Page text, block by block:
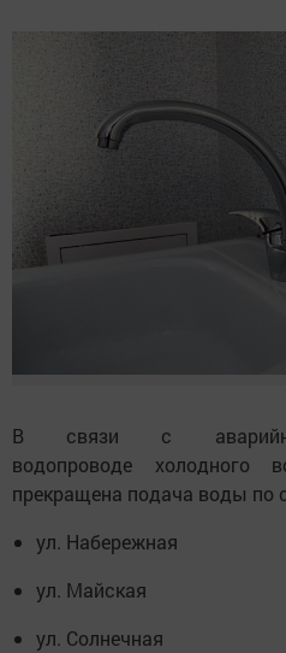
В связи с
водопроводе холодного
прекращена подача воды
ул. Набережная
ул. Майская
ул. Солнечная